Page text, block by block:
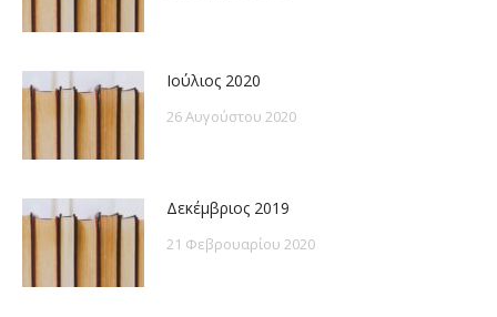
Ιούλιος 2020
26 Αυγούστου 2020
Δεκέμβριος 2019
21 Φεβρουαρίου 2020